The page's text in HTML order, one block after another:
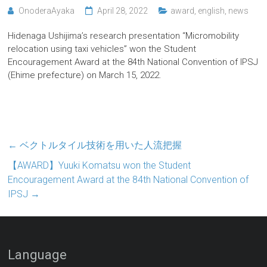
OnoderaAyaka April 28, 2022 award english news
Hidenaga Ushijima’s research presentation “Micromobility
relocation using taxi vehicles” won the Student
Encouragement Award at the 84th National Convention of IPSJ
(Ehime prefecture) on March 15, 2022.
← ベクトルタイル技術を用いた人流把握
【AWARD】Yuuki Komatsu won the Student
Encouragement Award at the 84th National Convention of
IPSJ →
Language